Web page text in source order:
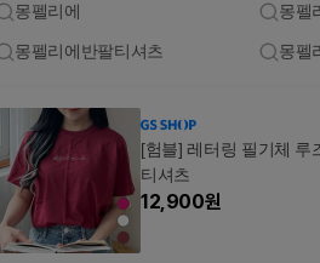
몽펠리에 몽펠
몽펠리에반팔티셔츠 몽펠
[험블] 레터링 필기체 루
티셔츠
12,900원